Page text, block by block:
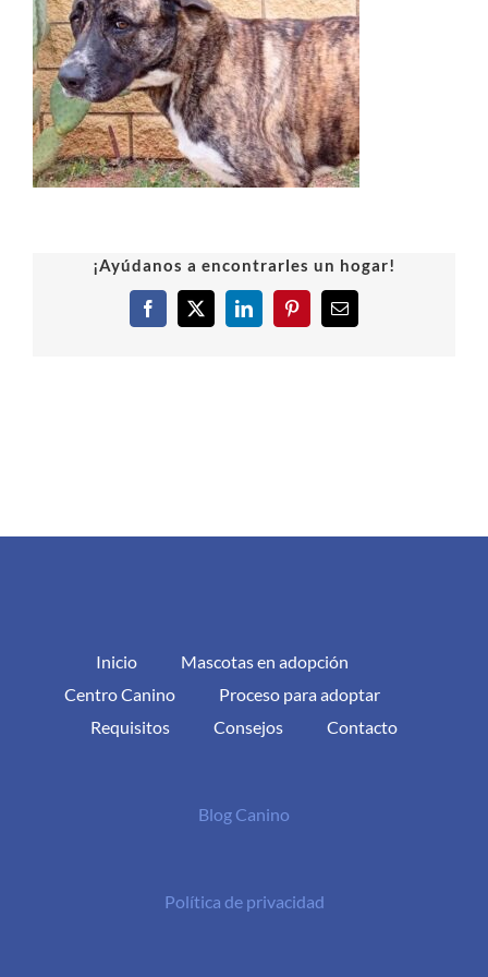
¡Ayúdanos a encontrarles un hogar!
Facebook
X LinkedInPinterestCorreo
Inicio
Mascotas en adopción
Centro Canino
Proceso para adoptar
Requisitos
Consejos Contacto
Blog Canino
Política de privacidad